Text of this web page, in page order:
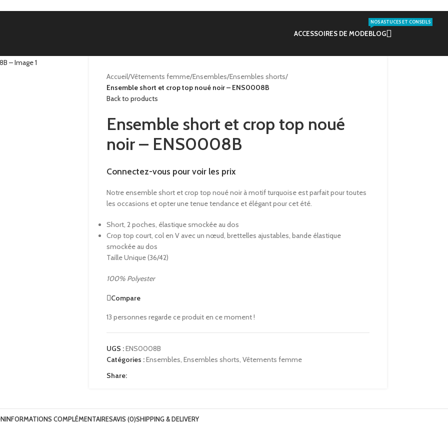
ACCESSOIRES DE MODEBLOG
NOS ASTUCES ET CONSEILS
Accueil/Vêtements femme/Ensembles/Ensembles shorts/
Ensemble short et crop top noué noir – ENS0008B
Back to products
Ensemble short et crop top noué
noir – ENS0008B
Connectez-vous pour voir les prix
Notre ensemble short et crop top noué noir à motif turquoise est parfait pour toutes
les occasions et opter une tenue tendance et élégant pour cet été.
Short, 2 poches, élastique smockée au dos
Crop top court, col en V avec un nœud, brettelles ajustables, bande élastique
smockée au dos
Taille Unique (36/42)
100% Polyester
Compare
13 personnes regarde ce produit en ce moment !
UGS :ENS0008B
Catégories :Ensembles, Ensembles shorts, Vêtements femme
Share:
INFORMATIONS COMPLÉMENTAIRESAVIS (0)SHIPPING & DELIVERY